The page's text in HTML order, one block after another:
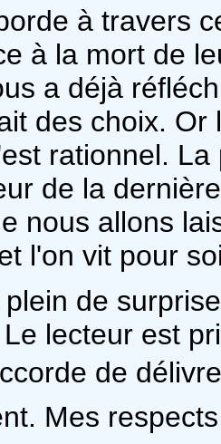
à travers
à la mort de
a déjà
des choix.
rationnel.
de la
nous allons
l'on vit pour
de
lecteur est
de
Mes